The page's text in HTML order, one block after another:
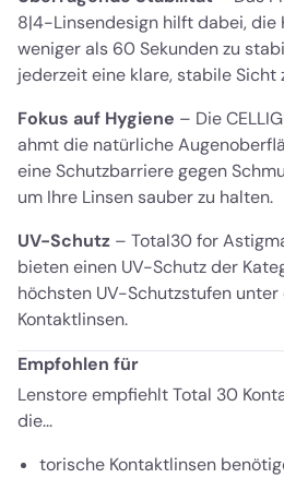
8|4-Linsendesign hilft dabei, die
weniger als 60 Sekunden zu
jederzeit eine klare, stabile Sicht
Fokus auf Hygiene – Die
ahmt die natürliche
eine Schutzbarriere gegen
um Ihre Linsen sauber zu halten.
UV-Schutz – Total30 for
bieten einen UV-Schutz der
höchsten UV-Schutzstufen
Kontaktlinsen.
Empfohlen für
Lenstore empfiehlt Total 30
die...
torische Kontaktlinsen